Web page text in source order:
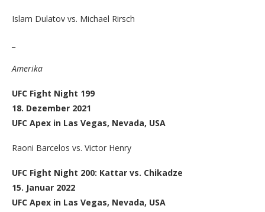
Islam Dulatov vs. Michael Rirsch
Amerika
UFC Fight Night 199
18. Dezember 2021
UFC Apex in Las Vegas, Nevada, USA
Raoni Barcelos vs. Victor Henry
UFC Fight Night 200: Kattar vs. Chikadze
15. Januar 2022
UFC Apex in Las Vegas, Nevada, USA